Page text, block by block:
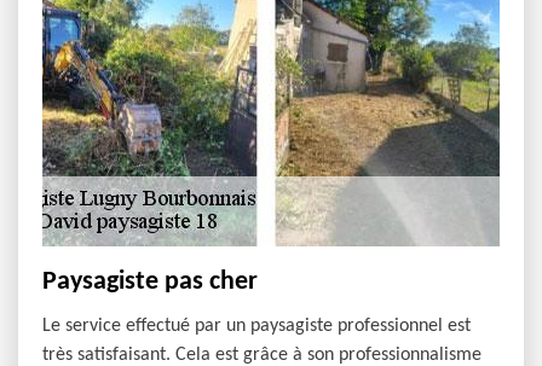
Paysagiste pas cher
Le service effectué par un paysagiste professionnel est
très satisfaisant. Cela est grâce à son professionnalisme